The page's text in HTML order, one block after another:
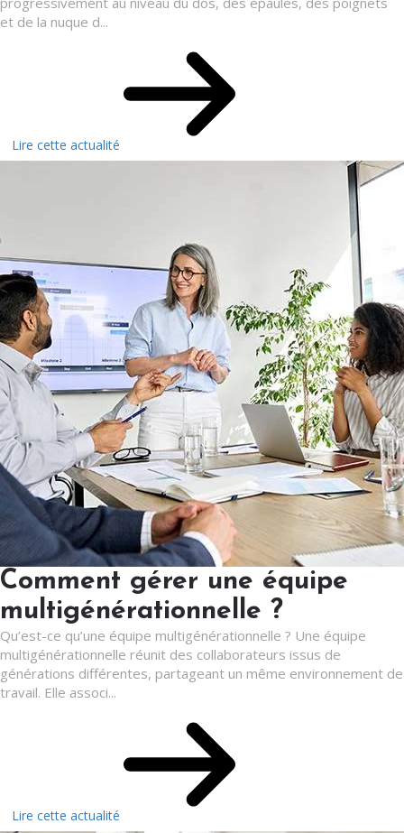
et de la nuque d...
Lire cette actualité
Comment gérer une équipe
multigénérationnelle ?
Qu’est-ce qu’une équipe multigénérationnelle ? Une équipe
multigénérationnelle réunit des collaborateurs issus de
générations différentes, partageant un même environnement de
travail. Elle associ...
Lire cette actualité